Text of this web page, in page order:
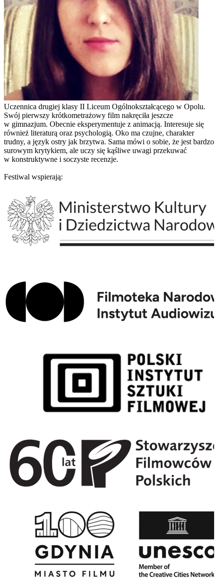
Uczennica drugiej klasy II Liceum Ogólnokształcącego w Opolu.
Swój pierwszy krótkometrażowy film nakręciła jeszcze
w gimnazjum. Obecnie eksperymentuje z animacją. Interesuje się
również literaturą oraz psychologią. Oko ma czujne, charakter
trudny, a język ostry jak brzytwa. Sama mówi o sobie, że jest bardzo
surowym krytykiem, ale uczy się kąśliwe uwagi przekuwać
w konstruktywne i soczyste recenzje.
Festiwal wspierają: